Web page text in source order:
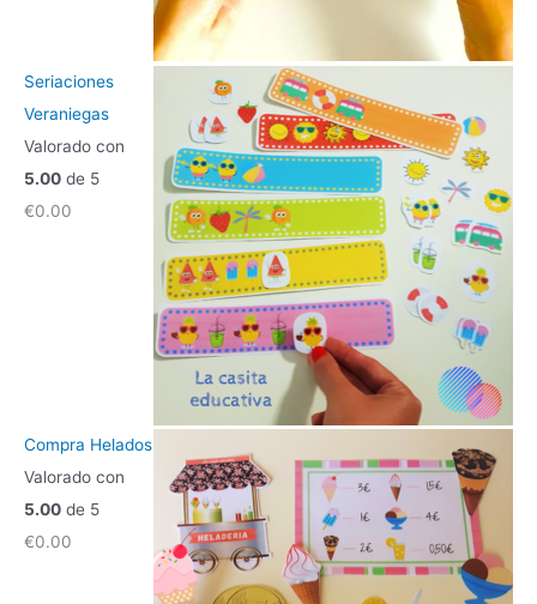
Seriaciones
Veraniegas
Valorado con
5.00 de 5
€0.00
Compra Helados
Valorado con
5.00 de 5
€0.00